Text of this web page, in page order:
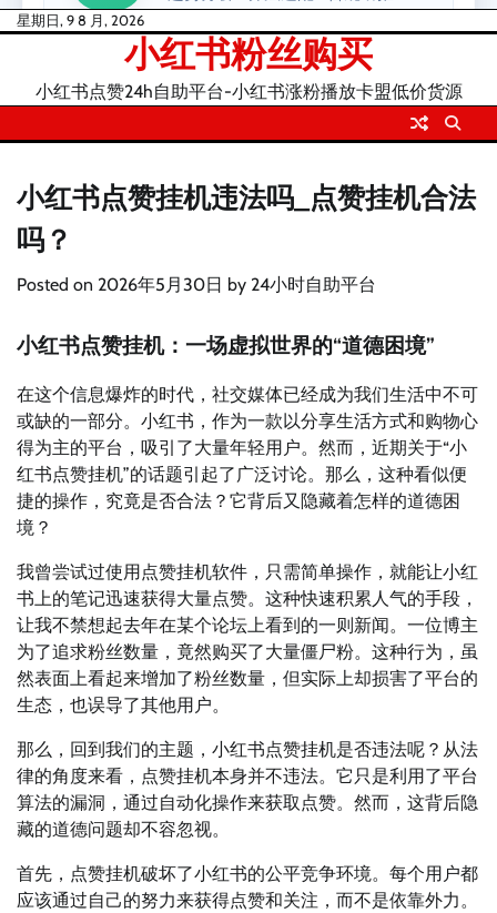
Skip星期日, 9 8 月, 2026
小红书粉丝购买
小红书点赞24h自助平台-小红书涨粉播放卡盟低价货源
小红书点赞挂机违法吗_点赞挂机合法
吗？
Posted on 2026年5月30日 by 24小时自助平台
小红书点赞挂机：一场虚拟世界的“道德困境”
在这个信息爆炸的时代，社交媒体已经成为我们生活中不可
或缺的一部分。小红书，作为一款以分享生活方式和购物心
得为主的平台，吸引了大量年轻用户。然而，近期关于“小
红书点赞挂机”的话题引起了广泛讨论。那么，这种看似便
捷的操作，究竟是否合法？它背后又隐藏着怎样的道德困
境？
我曾尝试过使用点赞挂机软件，只需简单操作，就能让小红
书上的笔记迅速获得大量点赞。这种快速积累人气的手段，
让我不禁想起去年在某个论坛上看到的一则新闻。一位博主
为了追求粉丝数量，竟然购买了大量僵尸粉。这种行为，虽
然表面上看起来增加了粉丝数量，但实际上却损害了平台的
生态，也误导了其他用户。
那么，回到我们的主题，小红书点赞挂机是否违法呢？从法
律的角度来看，点赞挂机本身并不违法。它只是利用了平台
算法的漏洞，通过自动化操作来获取点赞。然而，这背后隐
藏的道德问题却不容忽视。
首先，点赞挂机破坏了小红书的公平竞争环境。每个用户都
应该通过自己的努力来获得点赞和关注，而不是依靠外力。